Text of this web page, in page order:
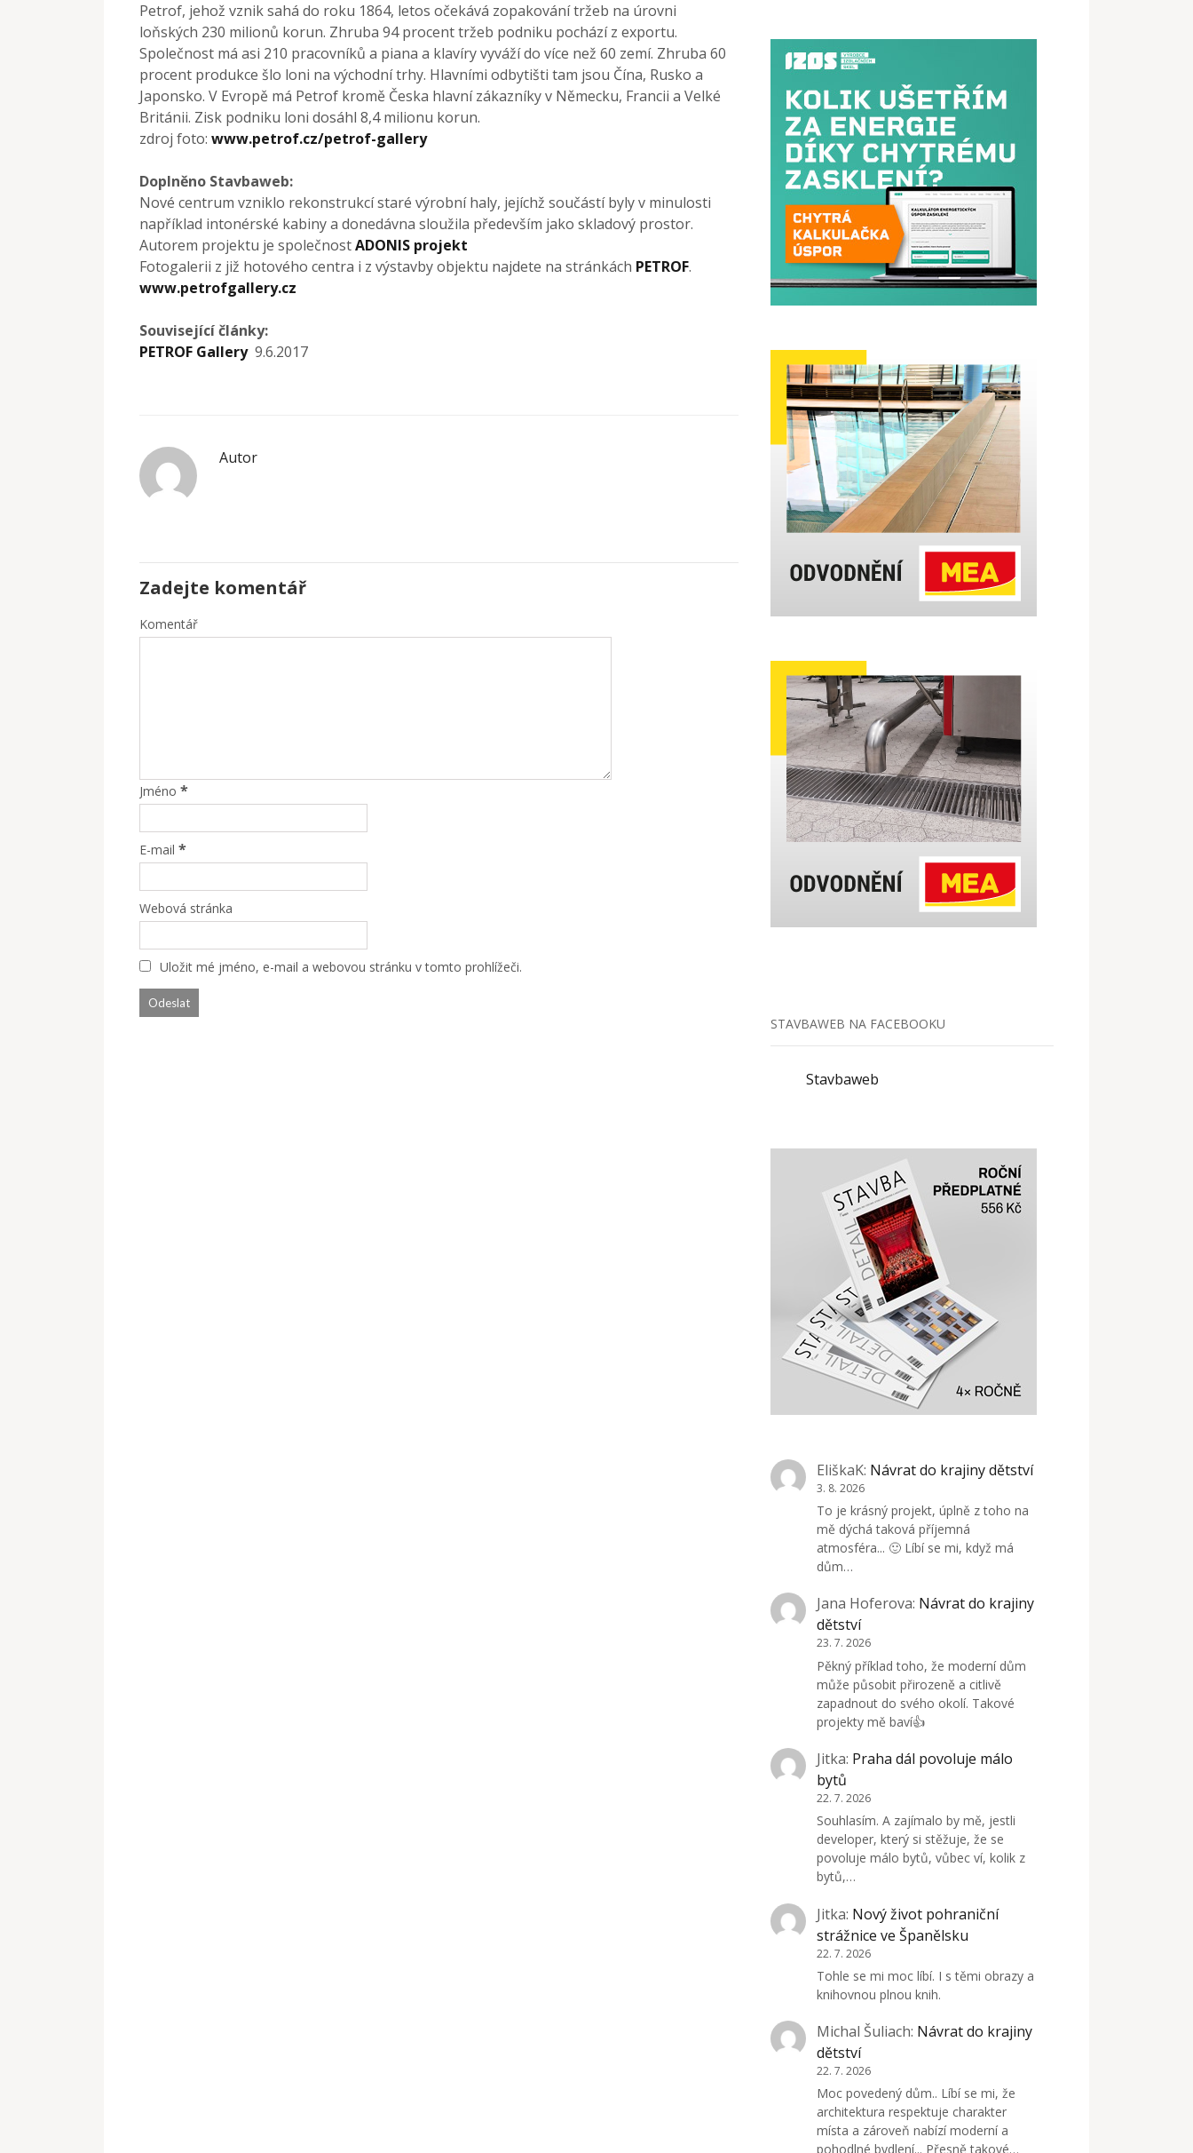
Petrof, jehož vznik sahá do roku 1864, letos očekává zopakování tržeb na úrovni
loňských 230 milionů korun. Zhruba 94 procent tržeb podniku pochází z exportu.
Společnost má asi 210 pracovníků a piana a klavíry vyváží do více než 60 zemí. Zhruba 60
procent produkce šlo loni na východní trhy. Hlavními odbytišti tam jsou Čína, Rusko a
Japonsko. V Evropě má Petrof kromě Česka hlavní zákazníky v Německu, Francii a Velké
Británii. Zisk podniku loni dosáhl 8,4 milionu korun.
zdroj foto: www.petrof.cz/petrof-gallery
Doplněno Stavbaweb:
Nové centrum vzniklo rekonstrukcí staré výrobní haly, jejíchž součástí byly v minulosti
například intonérské kabiny a donedávna sloužila především jako skladový prostor.
Autorem projektu je společnostADONIS projekt
Fotogalerii z již hotového centra i z výstavby objektu najdete na stránkách PETROF.
www.petrofgallery.cz
Související články:
PETROF Gallery9.6.2017
Autor
Zadejte komentář
Komentář
Jméno *
E-mail *
Webová stránka
Uložit mé jméno, e-mail a webovou stránku v tomto prohlížeči.
STAVBAWEB NA FACEBOOKU
Stavbaweb
EliškaK: Návrat do krajiny dětství
3. 8. 2026
To je krásný projekt, úplně z toho na
mě dýchá taková příjemná
atmosféra... 🙂 Líbí se mi, když má
dům…
Jana Hoferova: Návrat do krajiny
dětství
23. 7. 2026
Pěkný příklad toho, že moderní dům
může působit přirozeně a citlivě
zapadnout do svého okolí. Takové
projekty mě baví👍
Jitka: Praha dál povoluje málo
bytů
22. 7. 2026
Souhlasím. A zajímalo by mě, jestli
developer, který si stěžuje, že se
povoluje málo bytů, vůbec ví, kolik z
bytů,…
Jitka: Nový život pohraniční
strážnice ve Španělsku
22. 7. 2026
Tohle se mi moc líbí. I s těmi obrazy a
knihovnou plnou knih.
Michal Šuliach: Návrat do krajiny
dětství
22. 7. 2026
Moc povedený dům.. Líbí se mi, že
architektura respektuje charakter
místa a zároveň nabízí moderní a
pohodlné bydlení... Přesně takové…